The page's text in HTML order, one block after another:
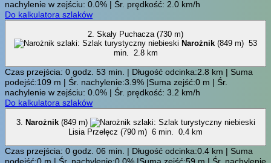
nachylenie w zejściu: 0.0% | Śr. prędkość: 2.0 km/h
Do kalkulatora szlaków
Narożnik (849 m) 53
min.
2.8 km
Czas przejścia: 0 godz. 53 min. | Długość odcinka:2.8 km | Suma
podejść:109 m | Śr. nachylenie:3.9% |Suma zejść:0 m | Śr.
nachylenie w zejściu: 0.0% | Śr. prędkość: 3.2 km/h
Do kalkulatora szlaków
3. Narożnik(849 m)
Lisia Przełęcz (790 m) 6 min. 0.4 km
Czas przejścia: 0 godz. 06 min. | Długość odcinka:0.4 km | Suma
podejść:0 m | Śr. nachylenie:0.0% |Suma zejść:59 m | Śr. nachylenie